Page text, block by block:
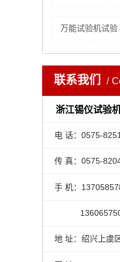
万能试验机试验
联系我们
浙江锡仪试验
电 话：0575-
传 真：0575-
手 机：
地 址：绍兴上虞